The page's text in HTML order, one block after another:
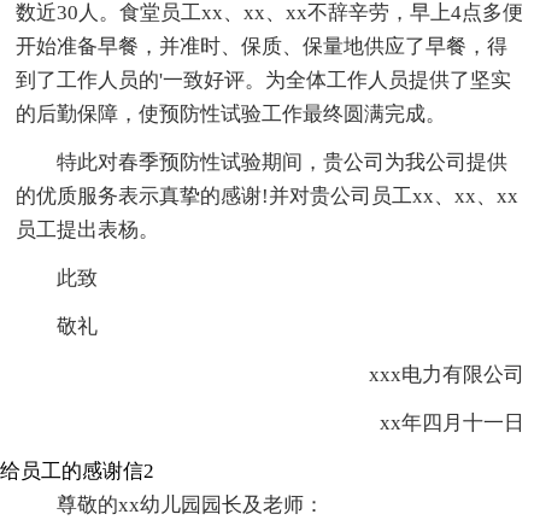
数近30人。食堂员工xx、xx、xx不辞辛劳，早上4点多便
开始准备早餐，并准时、保质、保量地供应了早餐，得
到了工作人员的'一致好评。为全体工作人员提供了坚实
的后勤保障，使预防性试验工作最终圆满完成。
特此对春季预防性试验期间，贵公司为我公司提供
的优质服务表示真挚的感谢!并对贵公司员工xx、xx、xx
员工提出表杨。
此致
敬礼
xxx电力有限公司
xx年四月十一日
给员工的感谢信2
尊敬的xx幼儿园园长及老师：